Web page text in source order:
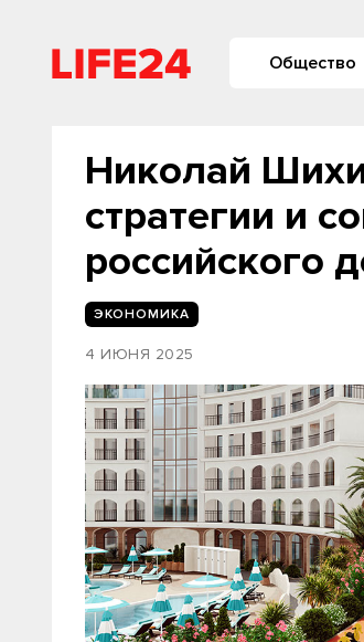
Общество
Николай
стратегии и
российского
ЭКОНОМИКА
4 ИЮНЯ 2025